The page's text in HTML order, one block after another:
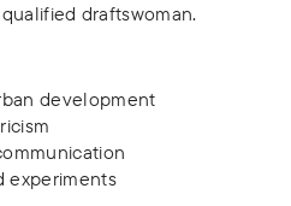
draftswoman.
development
experiments